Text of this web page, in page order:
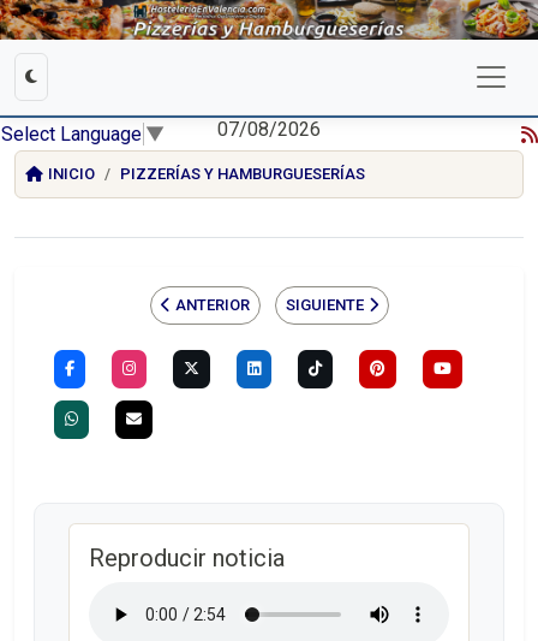
Select Language ▼ 07/08/2026
INICIO PIZZERÍAS Y HAMBURGUESERÍAS
ANTERIOR SIGUIENTE
Reproducir noticia